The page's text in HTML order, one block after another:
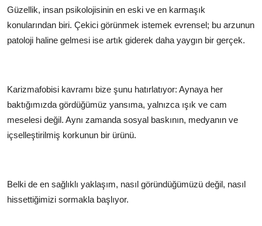
Güzellik, insan psikolojisinin en eski ve en karmaşık
konularından biri. Çekici görünmek istemek evrensel; bu arzunun
patoloji haline gelmesi ise artık giderek daha yaygın bir gerçek.
Karizmafobisi kavramı bize şunu hatırlatıyor: Aynaya her
baktığımızda gördüğümüz yansıma, yalnızca ışık ve cam
meselesi değil. Aynı zamanda sosyal baskının, medyanın ve
içselleştirilmiş korkunun bir ürünü.
Belki de en sağlıklı yaklaşım, nasıl göründüğümüzü değil, nasıl
hissettiğimizi sormakla başlıyor.